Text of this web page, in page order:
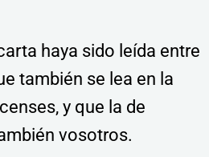
haya sido leída entre
también se lea en la
y que la de
vosotros.